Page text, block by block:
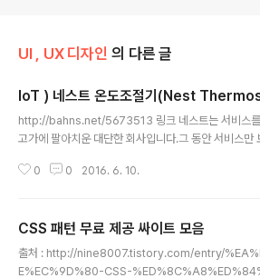
UI , UX 디자인 의 다른 글
IoT ) 네스트 온도조절기(Nest
http://bahns.net/5673513 링크 네스트는 서비스를
고가에 팔아치운 대단한 회사입니다.그 동안 서비스만
이라 그런지 ㅎㅎ 사용자 인터페이스 상세내용은 원본
0 0 2016. 6. 10.
CSS 패턴 무료 제공 싸이트 모음
출처 : http://nine8007.tistory.com/entry/
E%EC%9D%80-CSS-